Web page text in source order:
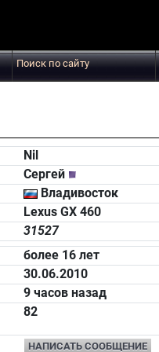
Поиск по сайту
Nil
Сергей
Владивосток
Lexus GX 460
31527
более 16 лет
30.06.2010
9 часов назад
82
НАПИСАТЬ СООБЩЕНИЕ